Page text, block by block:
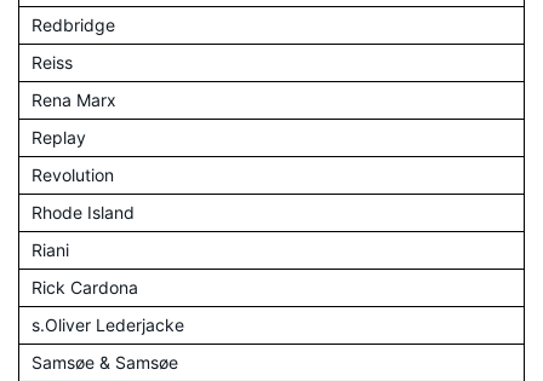
Redbridge
Reiss
Rena Marx
Replay
Revolution
Rhode Island
Riani
Rick Cardona
s.Oliver Lederjacke
Samsøe & Samsøe